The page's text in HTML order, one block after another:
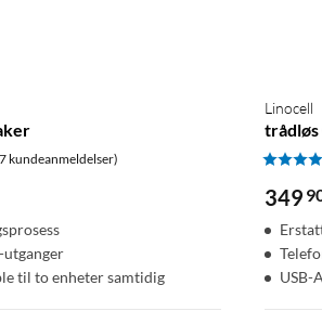
kundeanmeldelser)
utganger
til to enheter samtidig
Linocell
trådløs
349
USB-